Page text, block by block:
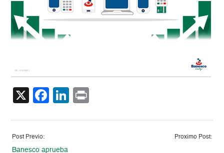
X Facebook
LinkedIn
Post Previo:
Banesco aprueba
Proximo Post: